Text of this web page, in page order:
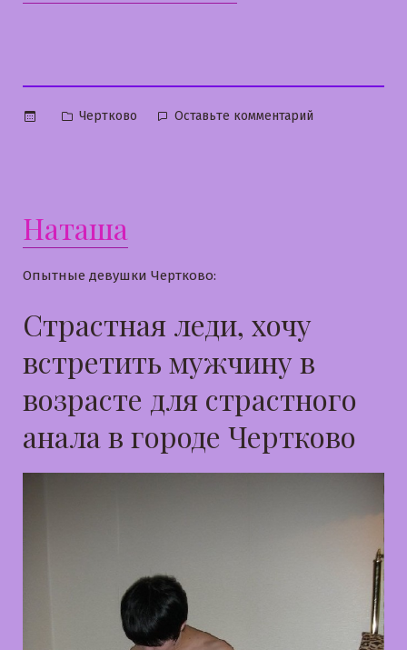
Опубликовано
Чертково Оставьте комментарий
Наташа
Опытные девушки Чертково:
Страстная леди, хочу
встретить мужчину в
возрасте для страстного
анала в городе Чертково